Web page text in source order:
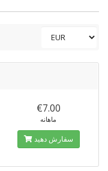
€7.00
ماهانه
سفارش دهید